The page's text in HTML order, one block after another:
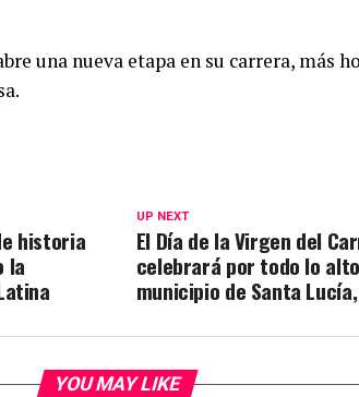
una nueva etapa en su carrera, más
UP NEXT
El Día de la Virgen del
celebrará por todo lo
municipio de Santa
historia
la
YOU MAY LIKE